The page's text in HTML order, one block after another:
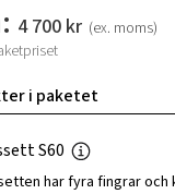
4 700 kr (ex. moms)
i paketet
S60
har fyra fingrar